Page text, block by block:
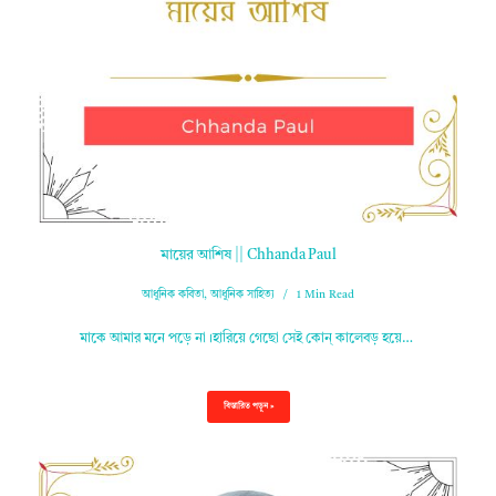
মায়ের আশিষ || Chhanda Paul
আধুনিক কবিতা,আধুনিক সাহিত্য 1 Min Read
মাকে আমার মনে পড়ে না।হারিয়ে গেছো সেই কোন্ কালেবড় হয়ে…
বিস্তারিত পড়ুন »